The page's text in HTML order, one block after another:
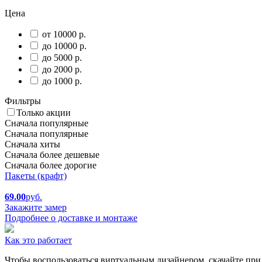
Цена
от 10000 р.
до 10000 р.
до 5000 р.
до 2000 р.
до 1000 р.
Фильтры
Только акции
Сначала популярные
Сначала популярные
Сначала хиты
Сначала более дешевые
Сначала более дорогие
Пакеты (крафт)
69.00руб.
Закажите замер
Подробнее о доставке и монтаже
Как это работает
Чтобы воспользоваться виртуальным дизайнером, скачайте